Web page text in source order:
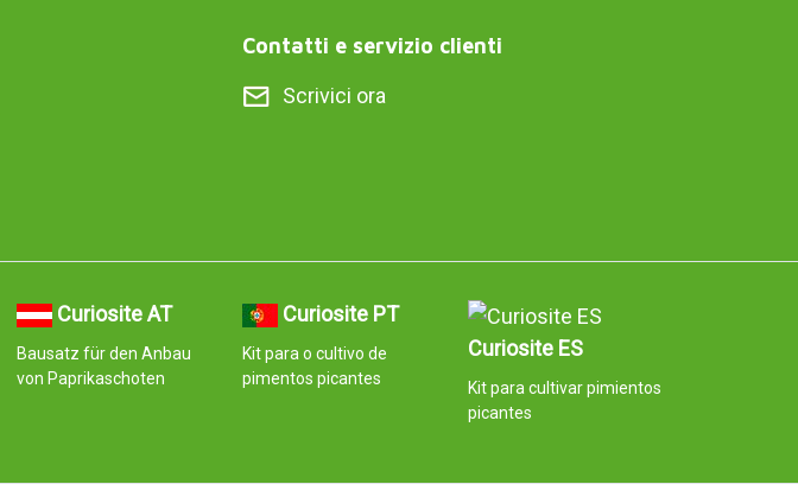
Contatti e servizio clienti
Scrivici ora
Curiosite AT
Bausatz für den Anbau
von Paprikaschoten
Curiosite PT
Kit para o cultivo de
pimentos picantes
Curiosite ES
Kit para cultivar pimientos
picantes